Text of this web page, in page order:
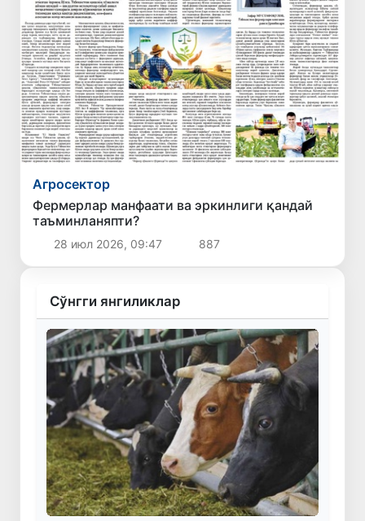
Агросектор
Фермерлар манфаати ва эркинлиги қандай
таъминланяпти?
28 июл 2026, 09:47 887
Сўнгги янгиликлар